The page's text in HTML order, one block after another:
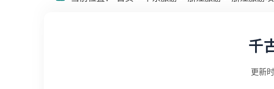
千
更新